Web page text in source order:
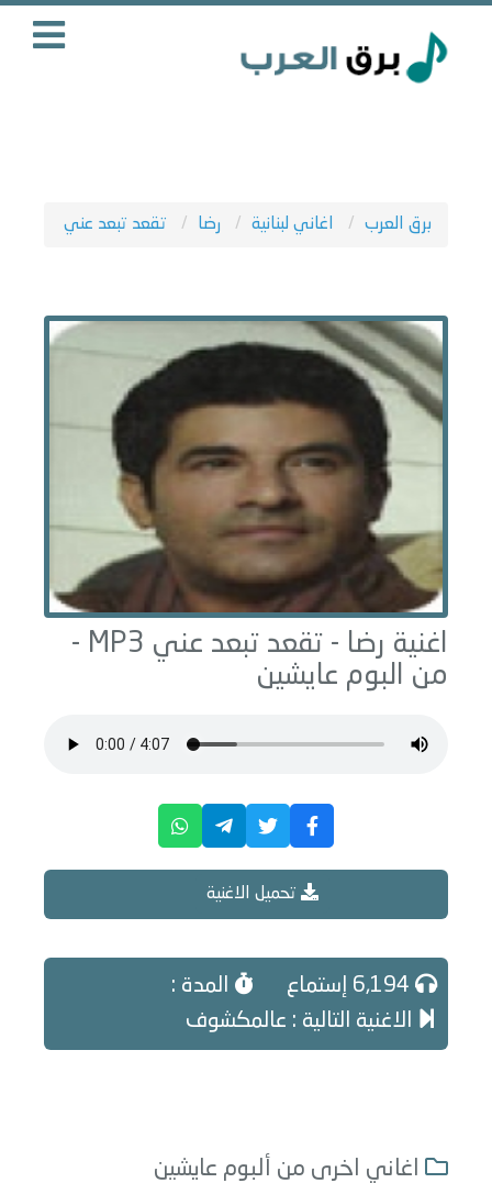
برق العرب اغاني لبنانية رضا تقعد تبعد عني
اغنية رضا - تقعد تبعد عني
MP3 -
من البوم عايشين
تحميل الاغنية
المدة :
الاغنية التالية : عالمكشوف
اغاني اخرى من ألبوم عايشين